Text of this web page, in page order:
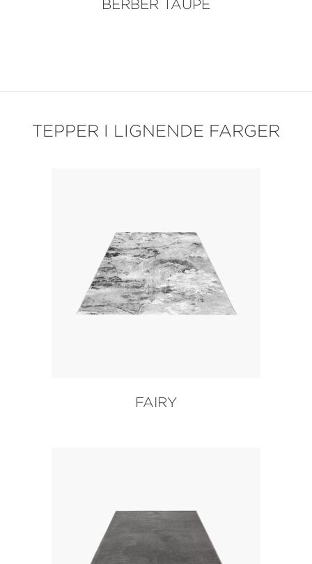
BERBER TAUPE
TEPPER I LIGNENDE FARGER
FAIRY